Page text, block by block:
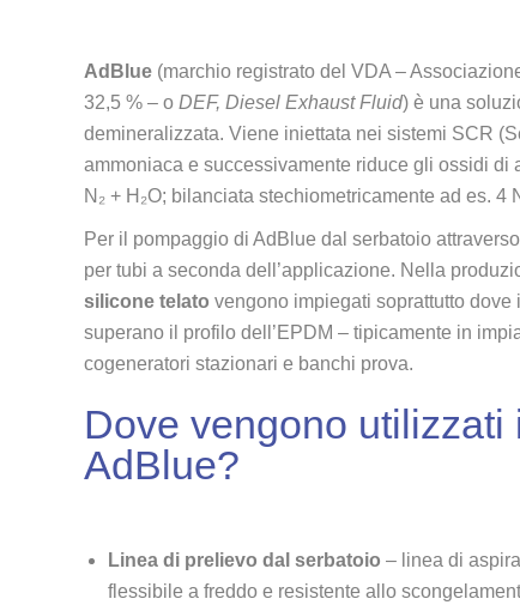
AdBlue (marchio registrato del VDA –
32,5 % – o DEF, Diesel Exhaust Fluid) è una
demineralizzata. Viene iniettata nei sistemi SCR
ammoniaca e successivamente riduce gli ossidi
N₂ + H₂O; bilanciata stechiometricamente ad es. 4
Per il pompaggio di AdBlue dal serbatoio
per tubi a seconda dell’applicazione. Nella
silicone telato vengono impiegati soprattutto
superano il profilo dell’EPDM – tipicamente in
cogeneratori stazionari e banchi prova.
Dove vengono
AdBlue?
Linea di prelievo dal serbatoio – linea di
flessibile a freddo e resistente allo